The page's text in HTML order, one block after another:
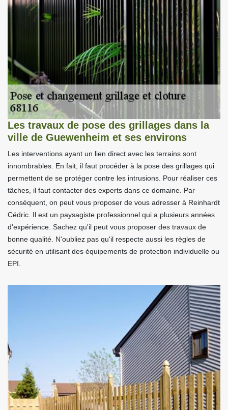
Les travaux de pose des grillages dans la
ville de Guewenheim et ses environs
Les interventions ayant un lien direct avec les terrains sont
innombrables. En fait, il faut procéder à la pose des grillages qui
permettent de se protéger contre les intrusions. Pour réaliser ces
tâches, il faut contacter des experts dans ce domaine. Par
conséquent, on peut vous proposer de vous adresser à Reinhardt
Cédric. Il est un paysagiste professionnel qui a plusieurs années
d'expérience. Sachez qu'il peut vous proposer des travaux de
bonne qualité. N'oubliez pas qu'il respecte aussi les règles de
sécurité en utilisant des équipements de protection individuelle ou
EPI.